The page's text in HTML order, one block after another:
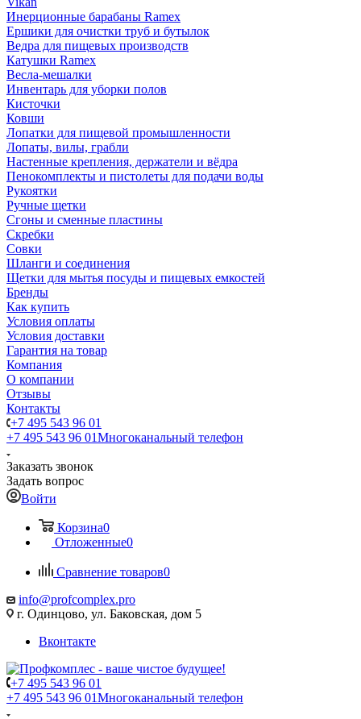
Инерционные барабаны Ramex
Ершики для очистки труб и бутылок
Ведра для пищевых производств
Катушки Ramex
Весла-мешалки
Инвентарь для уборки полов
Кисточки
Ковши
Лопатки для пищевой промышленности
Лопаты, вилы, грабли
Настенные крепления, держатели и вёдра
Пенокомплекты и пистолеты для подачи воды
Рукоятки
Ручные щетки
Сгоны и сменные пластины
Скребки
Совки
Шланги и соединения
Щетки для мытья посуды и пищевых емкостей
Бренды
Как купить
Условия оплаты
Условия доставки
Гарантия на товар
Компания
О компании
Отзывы
Контакты
+7 495 543 96 01
+7 495 543 96 01Многоканальный телефон
Заказать звонок
Задать вопрос
Войти
Корзина0
Отложенные0
Сравнение товаров0
info@profcomplex.pro
г. Одинцово, ул. Баковская, дом 5
Вконтакте
+7 495 543 96 01
+7 495 543 96 01Многоканальный телефон